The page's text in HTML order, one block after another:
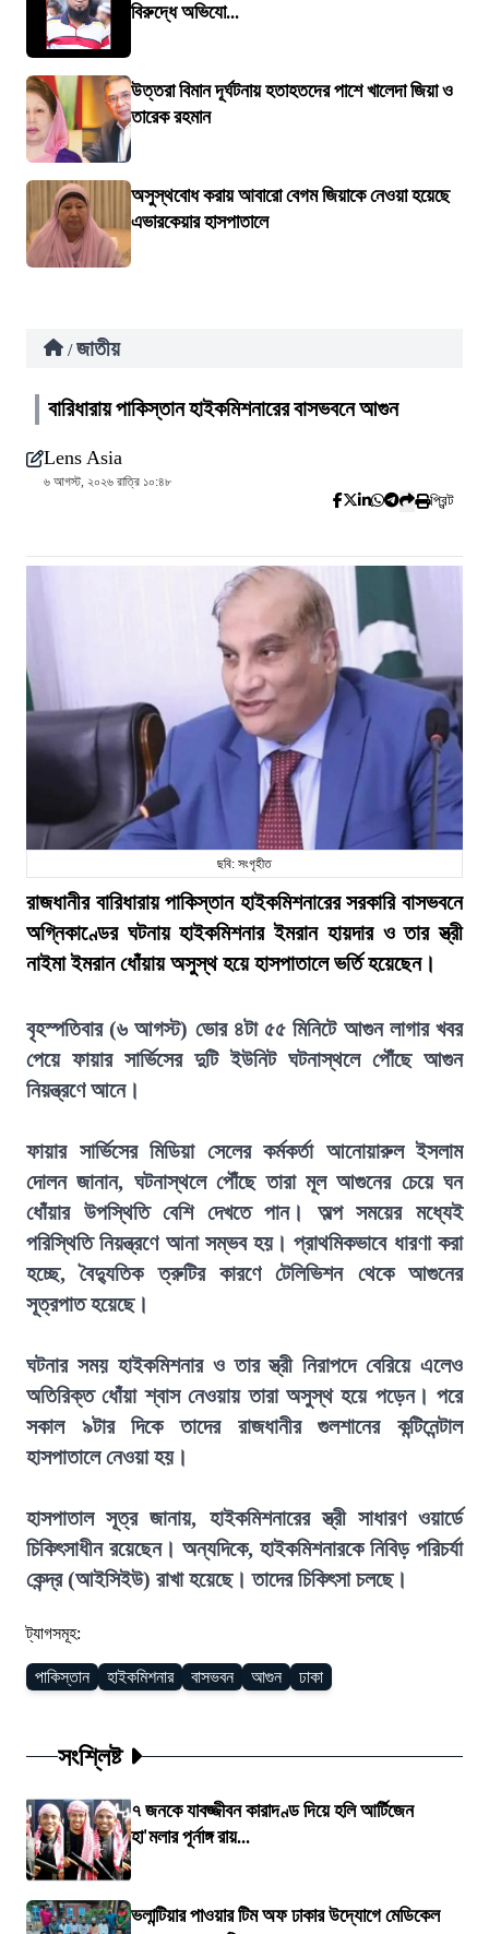
বিরুদ্ধে অভিযো...
উত্তরা বিমান দূর্ঘটনায় হতাহতদের পাশে খালেদা জিয়া ও
তারেক রহমান
অসুস্থবোধ করায় আবারো বেগম জিয়াকে নেওয়া হয়েছে
এভারকেয়ার হাসপাতালে
/ জাতীয়
বারিধারায় পাকিস্তান হাইকমিশনারের বাসভবনে আগুন
Lens Asia
৬ আগস্ট, ২০২৬ রাত্রি ১০:৪৮
প্রিন্ট
ছবি: সংগৃহীত
রাজধানীর বারিধারায় পাকিস্তান হাইকমিশনারের সরকারি বাসভবনে
অগ্নিকাণ্ডের ঘটনায় হাইকমিশনার ইমরান হায়দার ও তার স্ত্রী
নাইমা ইমরান ধোঁয়ায় অসুস্থ হয়ে হাসপাতালে ভর্তি হয়েছেন।
বৃহস্পতিবার (৬ আগস্ট) ভোর ৪টা ৫৫ মিনিটে আগুন লাগার খবর
পেয়ে ফায়ার সার্ভিসের দুটি ইউনিট ঘটনাস্থলে পৌঁছে আগুন
নিয়ন্ত্রণে আনে।
ফায়ার সার্ভিসের মিডিয়া সেলের কর্মকর্তা আনোয়ারুল ইসলাম
দোলন জানান, ঘটনাস্থলে পৌঁছে তারা মূল আগুনের চেয়ে ঘন
ধোঁয়ার উপস্থিতি বেশি দেখতে পান। অল্প সময়ের মধ্যেই
পরিস্থিতি নিয়ন্ত্রণে আনা সম্ভব হয়। প্রাথমিকভাবে ধারণা করা
হচ্ছে, বৈদ্যুতিক ত্রুটির কারণে টেলিভিশন থেকে আগুনের
সূত্রপাত হয়েছে।
ঘটনার সময় হাইকমিশনার ও তার স্ত্রী নিরাপদে বেরিয়ে এলেও
অতিরিক্ত ধোঁয়া শ্বাস নেওয়ায় তারা অসুস্থ হয়ে পড়েন। পরে
সকাল ৯টার দিকে তাদের রাজধানীর গুলশানের কন্টিনেন্টাল
হাসপাতালে নেওয়া হয়।
হাসপাতাল সূত্র জানায়, হাইকমিশনারের স্ত্রী সাধারণ ওয়ার্ডে
চিকিৎসাধীন রয়েছেন। অন্যদিকে, হাইকমিশনারকে নিবিড় পরিচর্যা
কেন্দ্র (আইসিইউ) রাখা হয়েছে। তাদের চিকিৎসা চলছে।
ট্যাগসমূহ:
পাকিস্তান হাইকমিশনার বাসভবন আগুন ঢাকা
সংশ্লিষ্ট
৭ জনকে যাবজ্জীবন কারাদণ্ড দিয়ে হলি আর্টিজেন
হা'মলার পূর্নাঙ্গ রায়...
ভলান্টিয়ার পাওয়ার টিম অফ ঢাকার উদ্যোগে মেডিকেল